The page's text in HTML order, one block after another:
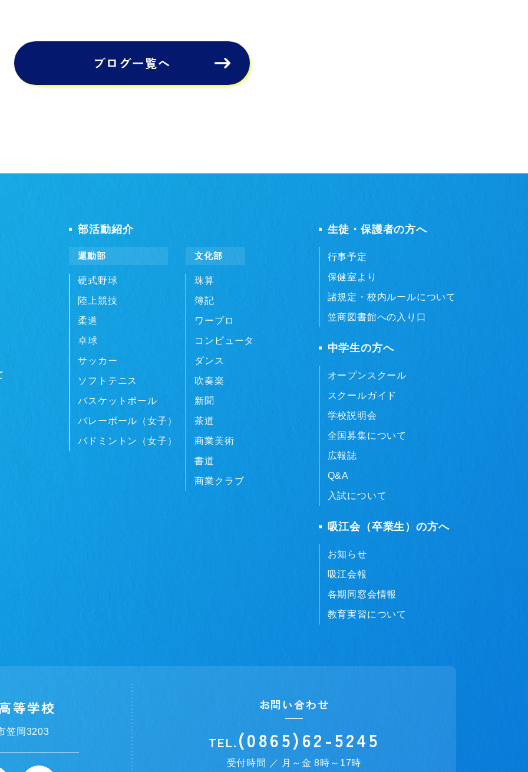
ブログ一覧へ
部活動紹介
運動部
硬式野球
陸上競技
柔道
卓球
サッカー
ソフトテニス
バスケットボール
バレーボール（女子）
バドミントン（女子）
文化部
珠算
簿記
ワープロ
コンピュータ
ダンス
吹奏楽
新聞
茶道
商業美術
書道
商業クラブ
生徒・保護者の方へ
行事予定
保健室より
諸規定・校内ルールについて
笠商図書館への入り口
中学生の方へ
オープンスクール
スクールガイド
学校説明会
全国募集について
広報誌
Q&A
入試について
吸江会（卒業生）の方へ
お知らせ
吸江会報
各期同窓会情報
教育実習について
等学校
笠岡3203
お問い合わせ
TEL. (0865)62-5245
受付時間 ／ 月～金 8時～17時